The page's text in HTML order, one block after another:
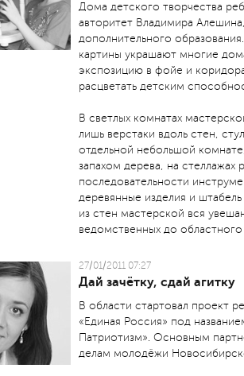
Дома детского творчества
авторитет Владимира
дополнительного
картины украшают многие
экспозицию в фойе и
расцветать детским
В светлых комнатах
лишь верстаки вдоль стен,
отдельной небольшой
запахом дерева, на стеллажах
последовательности
деревянные изделия и
из стен мастерской вся
ведомственных до
27/01/2011 07:27
Дай зачётку, сдай агитку
В области стартовал проект
«Единая Россия» под
Патриотизм». Основным
делам молодёжи